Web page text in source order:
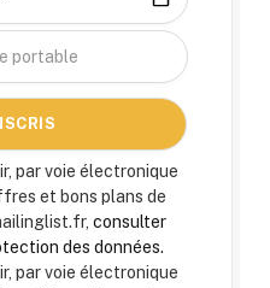
par voie électronique
et bons plans de
consulter
des données.
par voie électronique